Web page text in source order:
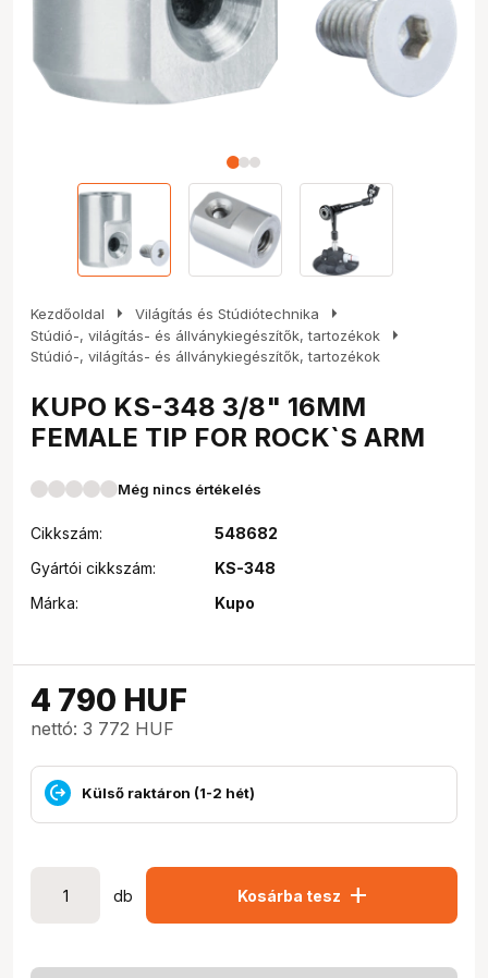
Kezdőoldal arrow_right Világítás és Stúdiótechnika arrow_right
Stúdió-, világítás- és állványkiegészítők, tartozékok arrow_right
Stúdió-, világítás- és állványkiegészítők, tartozékok
KUPO KS-348 3/8" 16MM
FEMALE TIP FOR ROCK`S ARM
Még nincs értékelés
Cikkszám:
548682
Gyártói cikkszám:
KS-348
Márka:
Kupo
4 790 HUF
nettó: 3 772 HUF
Külső raktáron (1-2 hét)
db Kosárba tesz add